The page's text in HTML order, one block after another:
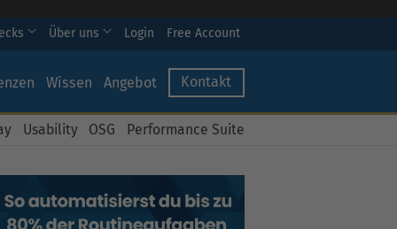
Über uns Login Free Account
Wissen Angebot Kontakt
Usability OSG Performance Suite